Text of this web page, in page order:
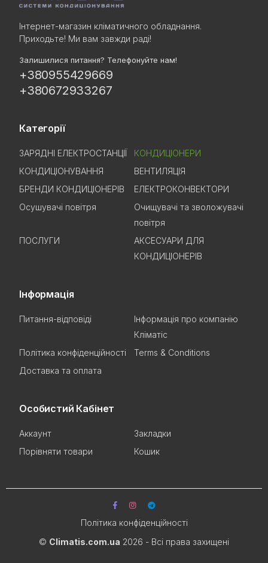
Інтернет-магазин кліматичного обладнання.
Приходьте! Ми вам завжди раді!
Залишилися питання? Телефонуйте нам!
+380955429669
+380672933267
Категорії
ЗАРЯДНІ ЕЛЕКТРОСТАНЦІЇ
КОНДИЦІОНЕРИ
КОНДИЦІОНУВАННЯ
ВЕНТИЛЯЦІЯ
БРЕНДИ КОНДИЦІОНЕРІВ
ЕЛЕКТРОКОНВЕКТОРИ
Осушувачі повітря
Очищувачі та зволожувачі
повітря
ПОСЛУГИ
АКСЕСУАРИ ДЛЯ
КОНДИЦІОНЕРІВ
Інформація
Питання-відповіді
Інформація про компанію
Кліматіс
Політика конфіденційності
Terms & Conditions
Доставка та оплата
Особистий Кабінет
Аккаунт
Закладки
Порівняти товари
Кошик
© Climatis.com.ua 2026 - Всі права захищені
Політика конфіденційності